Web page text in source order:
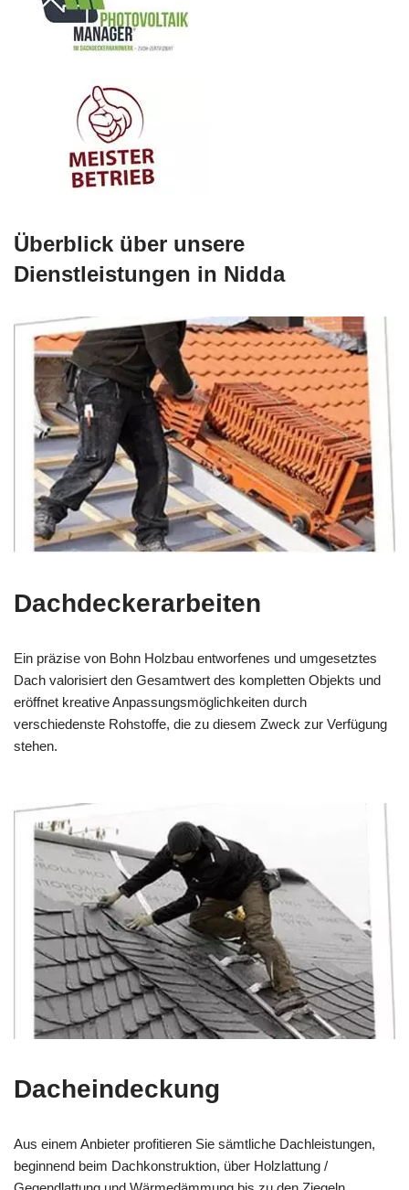
Überblick über unsere
Dienstleistungen in Nidda
Dachdeckerarbeiten
Ein präzise von Bohn Holzbau entworfenes und umgesetztes
Dach valorisiert den Gesamtwert des kompletten Objekts und
eröffnet kreative Anpassungsmöglichkeiten durch
verschiedenste Rohstoffe, die zu diesem Zweck zur Verfügung
stehen.
Dacheindeckung
Aus einem Anbieter profitieren Sie sämtliche Dachleistungen,
beginnend beim Dachkonstruktion, über Holzlattung /